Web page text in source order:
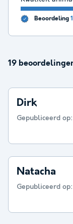
Beoordeling
19
Dirk
Gepubliceerd op:
Natacha
Gepubliceerd op: